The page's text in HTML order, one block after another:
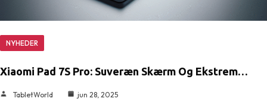
NYHEDER
Xiaomi Pad 7S Pro: Suveræn Skærm Og Ekstrem…
TabletWorld jun 28, 2025